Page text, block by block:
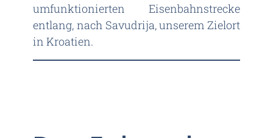
umfunktionierten Eisenbahnstrecke
entlang, nach Savudrija, unserem Zielort
in Kroatien.